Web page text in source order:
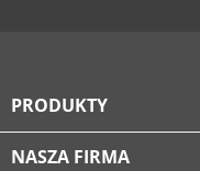
PRODUKTY
NASZA FIRMA